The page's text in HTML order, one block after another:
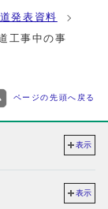
発表資料
工事中の事
ページの先頭へ戻る
表示
表示